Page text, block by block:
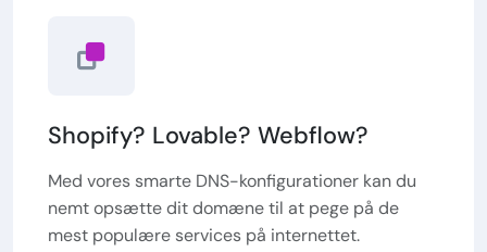
Shopify? Lovable? Webflow?
Med vores smarte DNS-konfigurationer kan du
nemt opsætte dit domæne til at pege på de
mest populære services på internettet.